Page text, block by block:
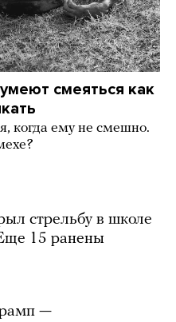
смеяться как
когда ему не смешно.
стрельбу в школе
15 ранены
—